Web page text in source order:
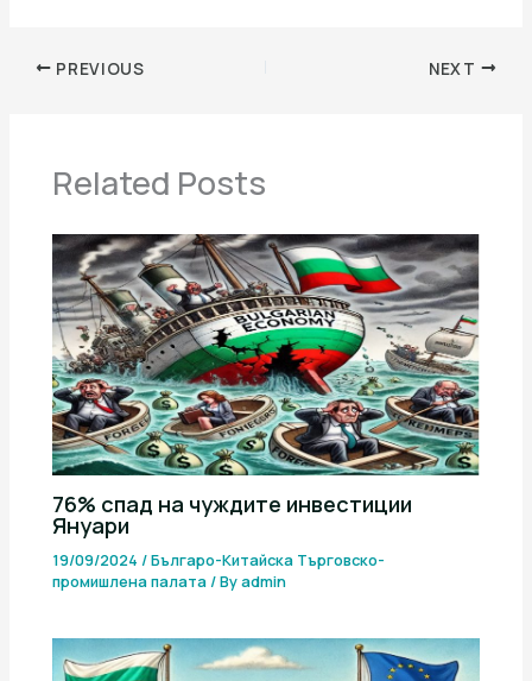
PREVIOUS NEXT
Related Posts
76% спад на чуждите инвестиции
Януари
19/09/2024/Българо-Китайска Търговско-
промишлена палaта/ Byadmin